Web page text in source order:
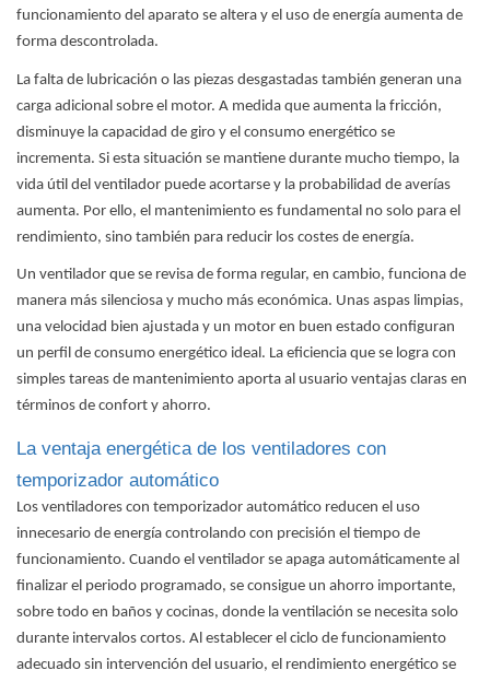
funcionamiento del aparato se altera y el uso de energía aumenta de
forma descontrolada.
La falta de lubricación o las piezas desgastadas también generan una
carga adicional sobre el motor. A medida que aumenta la fricción,
disminuye la capacidad de giro y el consumo energético se
incrementa. Si esta situación se mantiene durante mucho tiempo, la
vida útil del ventilador puede acortarse y la probabilidad de averías
aumenta. Por ello, el mantenimiento es fundamental no solo para el
rendimiento, sino también para reducir los costes de energía.
Un ventilador que se revisa de forma regular, en cambio, funciona de
manera más silenciosa y mucho más económica. Unas aspas limpias,
una velocidad bien ajustada y un motor en buen estado configuran
un perfil de consumo energético ideal. La eficiencia que se logra con
simples tareas de mantenimiento aporta al usuario ventajas claras en
términos de confort y ahorro.
La ventaja energética de los ventiladores con
temporizador automático
Los ventiladores con temporizador automático reducen el uso
innecesario de energía controlando con precisión el tiempo de
funcionamiento. Cuando el ventilador se apaga automáticamente al
finalizar el periodo programado, se consigue un ahorro importante,
sobre todo en baños y cocinas, donde la ventilación se necesita solo
durante intervalos cortos. Al establecer el ciclo de funcionamiento
adecuado sin intervención del usuario, el rendimiento energético se